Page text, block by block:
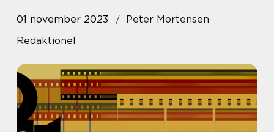
01 november 2023
Peter Mortensen
Redaktionel